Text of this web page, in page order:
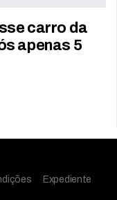
carro da
apenas 5
Expediente